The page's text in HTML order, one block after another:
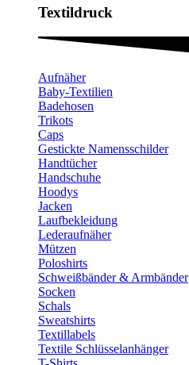
Textildruck​
Aufnäher
Baby-Textilien
Badehosen
Trikots
Caps
Gestickte Namensschilder
Handtücher
Handschuhe
Hoodys
Jacken
Laufbekleidung
Lederaufnäher
Mützen
Poloshirts
Schweißbänder & Armbänder
Socken
Schals
Sweatshirts
Textillabels
Textile Schlüsselanhänger